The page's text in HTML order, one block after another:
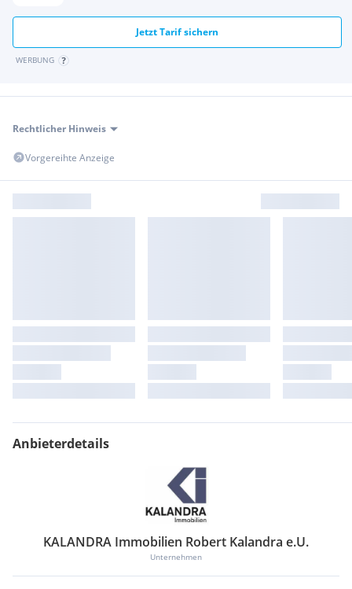
Jetzt Tarif sichern
WERBUNG
Rechtlicher Hinweis
Vorgereihte Anzeige
Anbieterdetails
KALANDRA Immobilien Robert Kalandra e.U.
Unternehmen